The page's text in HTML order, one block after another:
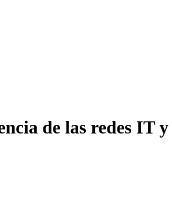
de las redes IT